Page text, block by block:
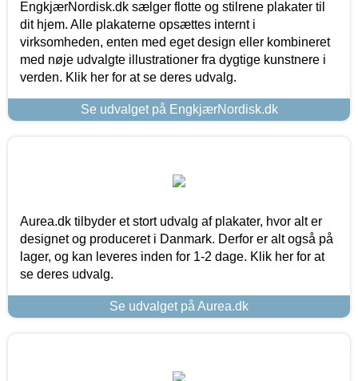
EngkjærNordisk.dk sælger flotte og stilrene plakater til
dit hjem. Alle plakaterne opsættes internt i
virksomheden, enten med eget design eller kombineret
med nøje udvalgte illustrationer fra dygtige kunstnere i
verden. Klik her for at se deres udvalg.
Se udvalget på EngkjærNordisk.dk
Aurea.dk tilbyder et stort udvalg af plakater, hvor alt er
designet og produceret i Danmark. Derfor er alt også på
lager, og kan leveres inden for 1-2 dage. Klik her for at
se deres udvalg.
Se udvalget på Aurea.dk